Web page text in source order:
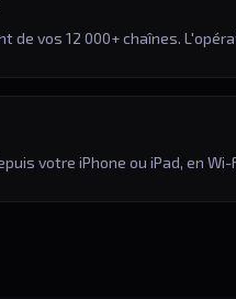
de vos 12 000+ chaînes.
votre iPhone ou iPad, en